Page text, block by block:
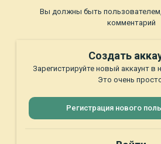
Вы должны быть
комментарий
Создать
Зарегистрируйте новый аккаунт
Это очень
Регистрация нового